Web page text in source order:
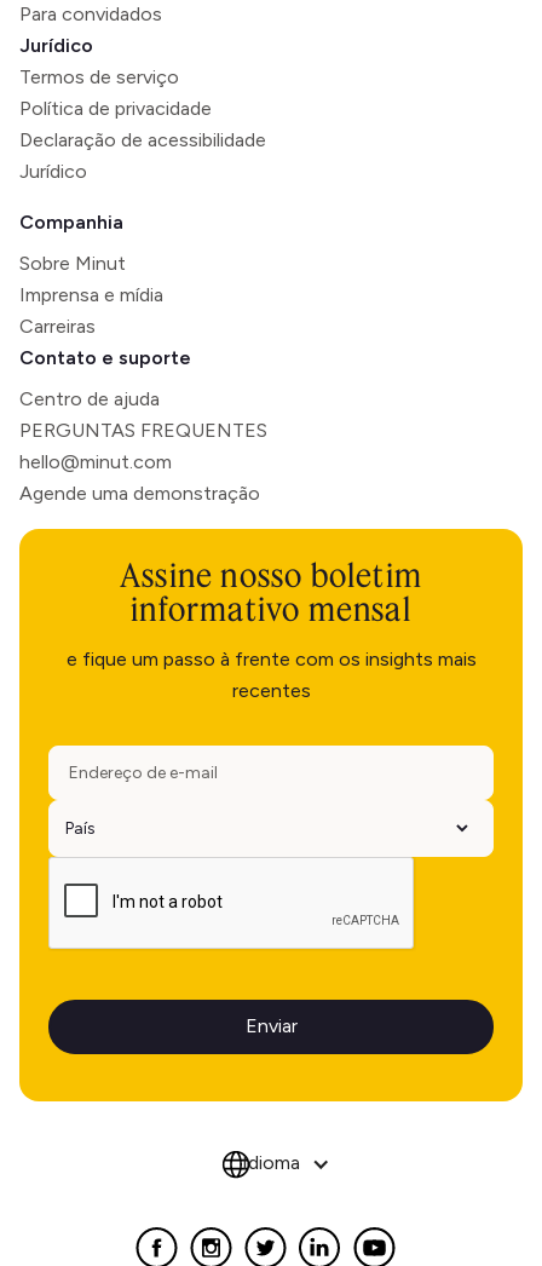
Para convidados
Jurídico
Termos de serviço
Política de privacidade
Declaração de acessibilidade
Jurídico
Companhia
Sobre Minut
Imprensa e mídia
Carreiras
Contato e suporte
Centro de ajuda
PERGUNTAS FREQUENTES
hello@minut.com
Agende uma demonstração
Assine nosso boletim
informativo mensal
e fique um passo à frente com os insights mais
recentes
Idioma